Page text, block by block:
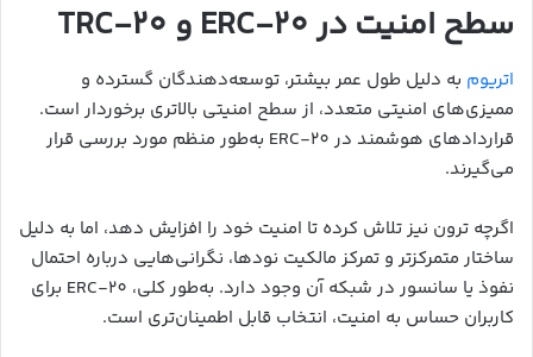
سطح امنیت در ERC-20 و TRC-20
اتریوم به دلیل طول عمر بیشتر، توسعه‌دهندگان گسترده و
ممیزی‌های امنیتی متعدد، از سطح امنیتی بالاتری برخوردار است.
قراردادهای هوشمند در ERC-20 به‌طور منظم مورد بررسی قرار
می‌گیرند.
اگرچه ترون نیز تلاش کرده تا امنیت خود را افزایش دهد، اما به دلیل
ساختار متمرکزتر و تمرکز مالکیت نودها، نگرانی‌هایی درباره احتمال
نفوذ یا سانسور در شبکه آن وجود دارد. به‌طور کلی، ERC-20 برای
کاربران حساس به امنیت، انتخاب قابل اطمینان‌تری است.